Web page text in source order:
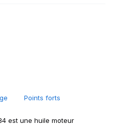
Points forts
est une huile moteur